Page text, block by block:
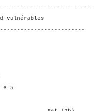
vulnérables
4
5
6 5